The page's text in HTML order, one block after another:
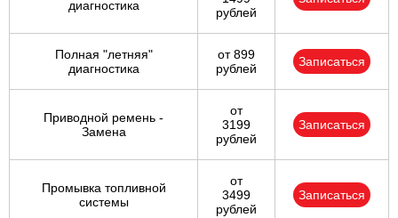
диагностика
рублей
Полная "летняя"
диагностика
от 899
рублей
Записаться
Приводной ремень -
Замена
от
3199
рублей
Записаться
Промывка топливной
системы
от
3499
рублей
Записаться